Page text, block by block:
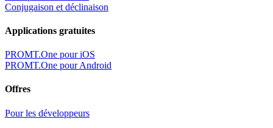
Conjugaison et déclinaison
Applications gratuites
PROMT.One pour iOS
PROMT.One pour Android
Offres
Pour les développeurs